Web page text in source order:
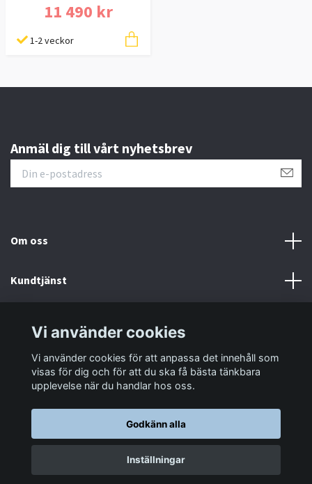
11 490 kr
1-2 veckor
Anmäl dig till vårt nyhetsbrev
Om oss
Kundtjänst
Sociala medier
© 2026 LastaTungt.se
Vi använder cookies
Vi använder cookies för att anpassa det innehåll som
visas för dig och för att du ska få bästa tänkbara
upplevelse när du handlar hos oss.
Godkänn alla
Inställningar